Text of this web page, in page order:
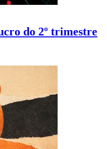
do 2º trimestre